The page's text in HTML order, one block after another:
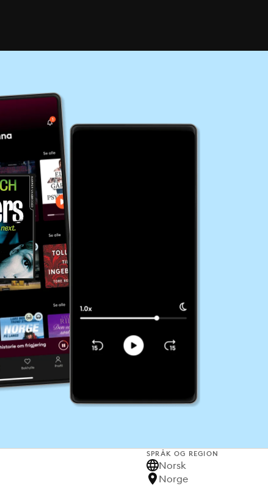
SPRÅK OG REGION
Norsk
Norge